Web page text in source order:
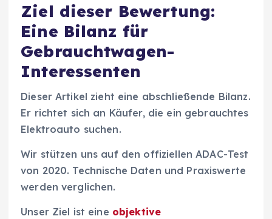
Ziel dieser Bewertung:
Eine Bilanz für
Gebrauchtwagen-
Interessenten
Dieser Artikel zieht eine abschließende Bilanz.
Er richtet sich an Käufer, die ein gebrauchtes
Elektroauto suchen.
Wir stützen uns auf den offiziellen ADAC-Test
von 2020. Technische Daten und Praxiswerte
werden verglichen.
Unser Ziel ist eine objektive